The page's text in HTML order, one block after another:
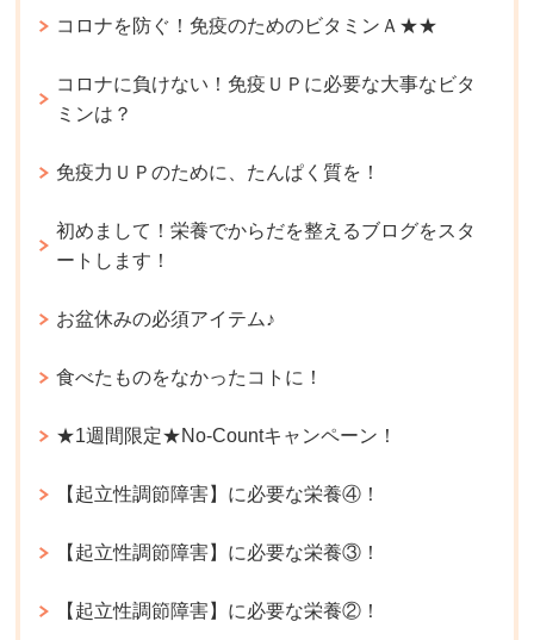
コロナを防ぐ！免疫のためのビタミンＡ★★
コロナに負けない！免疫ＵＰに必要な大事なビタ
ミンは？
免疫力ＵＰのために、たんぱく質を！
初めまして！栄養でからだを整えるブログをスタ
ートします！
お盆休みの必須アイテム♪
食べたものをなかったコトに！
★1週間限定★No-Countキャンペーン！
【起立性調節障害】に必要な栄養④！
【起立性調節障害】に必要な栄養③！
【起立性調節障害】に必要な栄養②！